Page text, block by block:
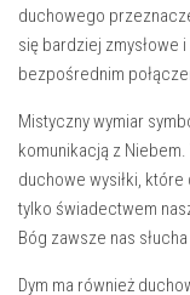
duchowego
się bardziej zmysłowe
bezpośrednim
Mistyczny wymiar
komunikacją z
duchowe wysiłki,
tylko świadectwem
⁣Bóg‍ zawsze nas
Dym ma⁢ również